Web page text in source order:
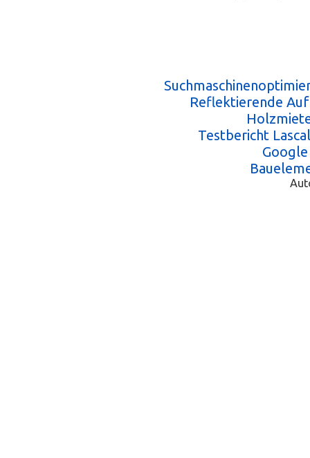
Reflektierende
Testbericht